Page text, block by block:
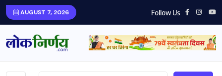
AUGUST 7, 2026 Follow Us